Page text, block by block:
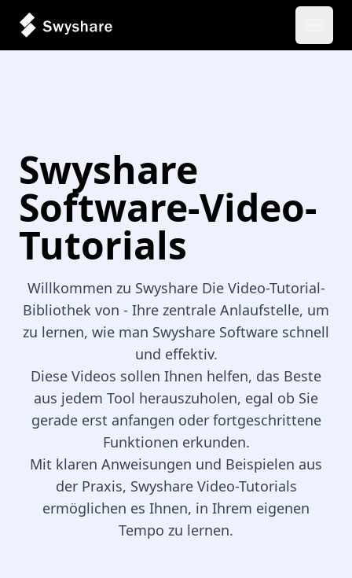
Swyshare
Software-Video-
Tutorials
Willkommen zu Swyshare Die Video-Tutorial-
Bibliothek von - Ihre zentrale Anlaufstelle, um
zu lernen, wie man Swyshare Software schnell
und effektiv.
Diese Videos sollen Ihnen helfen, das Beste
aus jedem Tool herauszuholen, egal ob Sie
gerade erst anfangen oder fortgeschrittene
Funktionen erkunden.
Mit klaren Anweisungen und Beispielen aus
der Praxis, Swyshare Video-Tutorials
ermöglichen es Ihnen, in Ihrem eigenen
Tempo zu lernen.